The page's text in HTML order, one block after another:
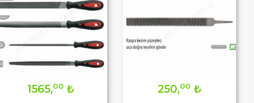
1565,00 ₺ 250,00 ₺